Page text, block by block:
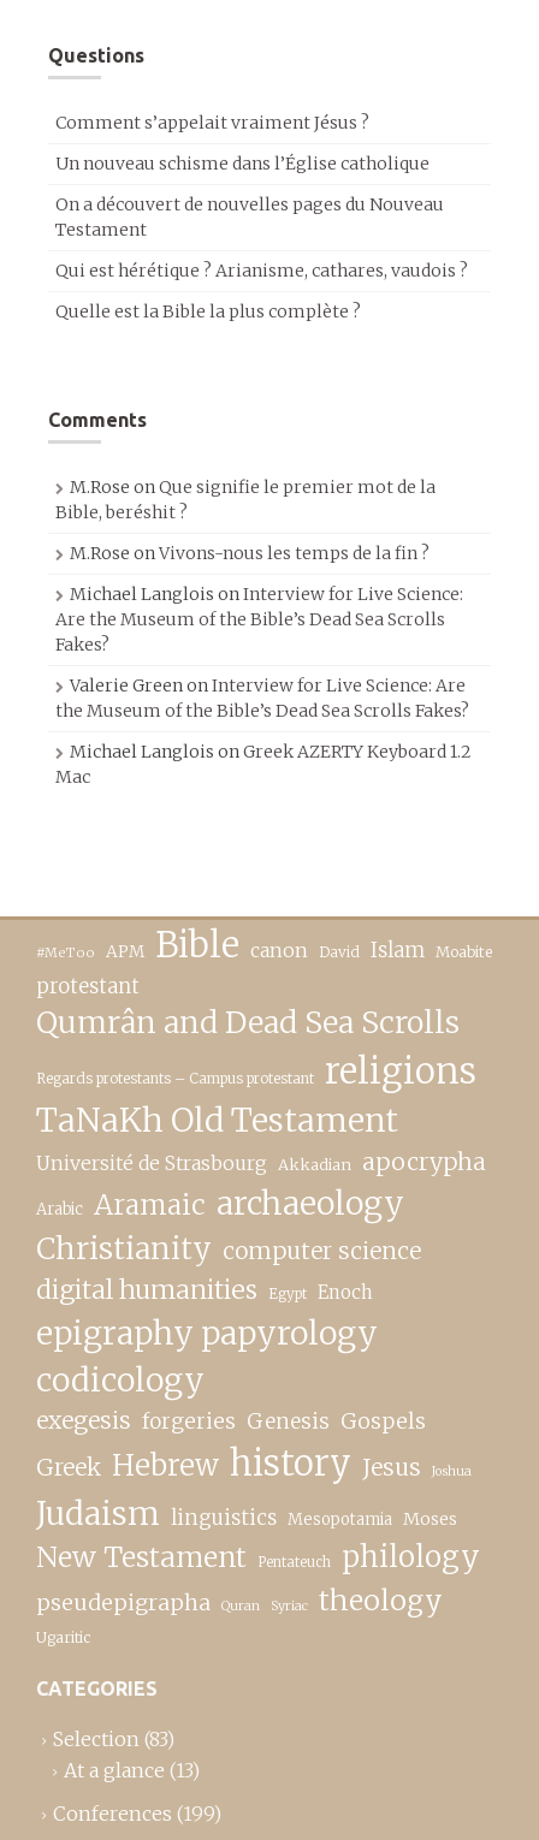
Questions
Comment s’appelait vraiment Jésus ?
Un nouveau schisme dans l’Église catholique
On a découvert de nouvelles pages du Nouveau
Testament
Qui est hérétique ? Arianisme, cathares, vaudois ?
Quelle est la Bible la plus complète ?
Comments
M.Rose onQue signifie le premier mot de la
Bible, beréshit ?
M.Rose onVivons-nous les temps de la fin ?
Michael Langlois onInterview for Live Science:
Are the Museum of the Bible’s Dead Sea Scrolls
Fakes?
Valerie GreenonInterview for Live Science: Are
the Museum of the Bible’s Dead Sea Scrolls Fakes?
Michael Langlois onGreek AZERTY Keyboard 1.2
Mac
#MeToo APM Bible canon David Islam Moabite
protestant
Qumrân and Dead Sea Scrolls
Regards protestants – Campus protestant religions
TaNaKh Old Testament
Université de Strasbourg Akkadian apocrypha
Arabic Aramaic archaeology
Christianity computer science
digital humanities Egypt Enoch
epigraphy papyrology
codicology
exegesis forgeries Genesis Gospels
Greek Hebrew history Jesus Joshua
Judaism linguistics Mesopotamia Moses
New Testament Pentateuch philology
pseudepigrapha Quran Syriac theology
Ugaritic
CATEGORIES
Selection (83)
At a glance (13)
Conferences (199)